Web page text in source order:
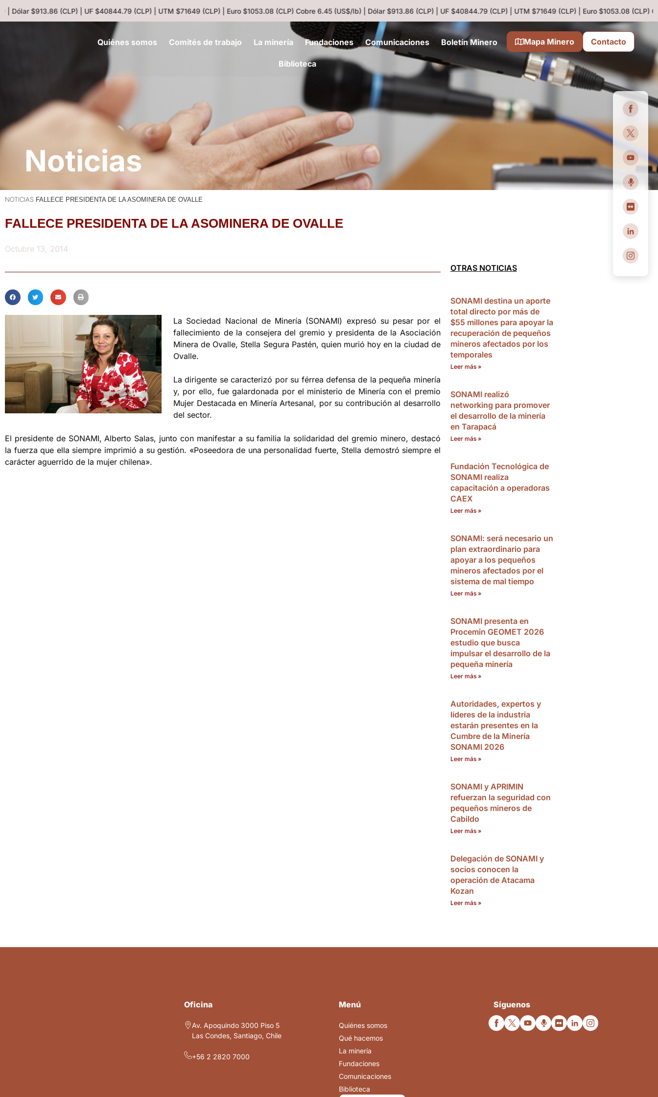
Dólar $913.86 (CLP) | UF $40844.79 (CLP) | UTM $71649 (CLP) | Euro $1053.08 (CLP)Cobre 6.45 (US$/lb) | Dólar $913.86 (CLP) | UF $40844.79 (CLP) | UTM $71649 (CLP) | Euro $1053.08 (CLP)
Quiénes somos Comités de trabajo La minería Fundaciones Comunicaciones Boletín Minero
Biblioteca
Mapa Minero Contacto
Noticias
NOTICIAS FALLECE PRESIDENTA DE LA ASOMINERA DE OVALLE
FALLECE PRESIDENTA DE LA ASOMINERA DE OVALLE
Octubre 13, 2014
La Sociedad Nacional de Minería (SONAMI) expresó su pesar por el
fallecimiento de la consejera del gremio y presidenta de la Asociación
Minera de Ovalle, Stella Segura Pastén, quien murió hoy en la ciudad de
Ovalle.
La dirigente se caracterizó por su férrea defensa de la pequeña minería
y, por ello, fue galardonada por el ministerio de Minería con el premio
Mujer Destacada en Minería Artesanal, por su contribución al desarrollo
del sector.
El presidente de SONAMI, Alberto Salas, junto con manifestar a su familia la solidaridad del gremio minero, destacó
la fuerza que ella siempre imprimió a su gestión. «Poseedora de una personalidad fuerte, Stella demostró siempre el
carácter aguerrido de la mujer chilena».
OTRAS NOTICIAS
SONAMI destina un aporte
total directo por más de
$55 millones para apoyar la
recuperación de pequeños
mineros afectados por los
temporales
Leer más »
SONAMI realizó
networking para promover
el desarrollo de la minería
en Tarapacá
Leer más »
Fundación Tecnológica de
SONAMI realiza
capacitación a operadoras
CAEX
Leer más »
SONAMI: será necesario un
plan extraordinario para
apoyar a los pequeños
mineros afectados por el
sistema de mal tiempo
Leer más »
SONAMI presenta en
Procemin GEOMET 2026
estudio que busca
impulsar el desarrollo de la
pequeña minería
Leer más »
Autoridades, expertos y
líderes de la industria
estarán presentes en la
Cumbre de la Minería
SONAMI 2026
Leer más »
SONAMI y APRIMIN
refuerzan la seguridad con
pequeños mineros de
Cabildo
Leer más »
Delegación de SONAMI y
socios conocen la
operación de Atacama
Kozan
Leer más »
Oficina
Av. Apoquindo 3000 Piso 5
Las Condes, Santiago, Chile
+56 2 2820 7000
Menú
Quiénes somos
Qué hacemos
La minería
Fundaciones
Comunicaciones
Biblioteca
Síguenos